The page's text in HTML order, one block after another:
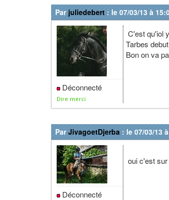
Par juliedebert : le 07/03/13 à
Déconnecté
Dire merci
C'est qu'iol
Tarbes
Bon on va
ParJivagoetDjerba : le 07/03/13
Déconnecté
oui c'est sur